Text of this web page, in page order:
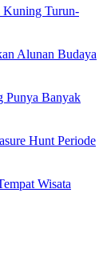
Kuning Turun-
Alunan Budaya
Punya Banyak
Hunt Periode
Wisata